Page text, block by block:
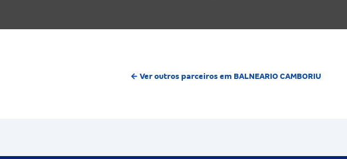
← Ver outros parceiros em BALNEARIO CAMBORIU